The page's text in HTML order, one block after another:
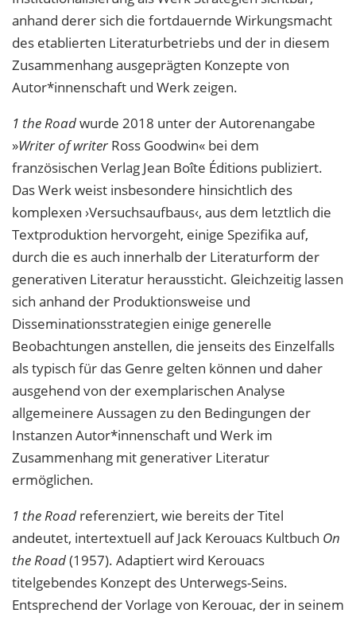
anhand derer sich die fortdauernde Wirkungsmacht
des etablierten Literaturbetriebs und der in diesem
Zusammenhang ausgeprägten Konzepte von
Autor*innenschaft und Werk zeigen.
1 the Roadwurde 2018 unter der Autorenangabe
»Writer of writerRoss Goodwin« bei dem
französischen Verlag Jean Boîte Éditions publiziert.
Das Werk weist insbesondere hinsichtlich des
komplexen ›Versuchsaufbaus‹, aus dem letztlich die
Textproduktion hervorgeht, einige Spezifika auf,
durch die es auch innerhalb der Literaturform der
generativen Literatur heraussticht. Gleichzeitig lassen
sich anhand der Produktionsweise und
Disseminationsstrategien einige generelle
Beobachtungen anstellen, die jenseits des Einzelfalls
als typisch für das Genre gelten können und daher
ausgehend von der exemplarischen Analyse
allgemeinere Aussagen zu den Bedingungen der
Instanzen Autor*innenschaft und Werk im
Zusammenhang mit generativer Literatur
ermöglichen.
1 the Road referenziert, wie bereits der Titel
andeutet, intertextuell auf Jack Kerouacs Kultbuch On
the Road(1957). Adaptiert wird Kerouacs
titelgebendes Konzept des Unterwegs-Seins.
Entsprechend der Vorlage von Kerouac, der in seinem